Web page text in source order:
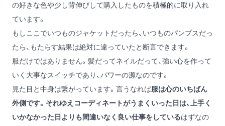
の好きな色や少し背伸びして購入したものを積極的に取り入れ
ています。
もしここでいつものジャケットだったら、いつものパンプスだっ
たら、もたらす結果は絶対に違っていたと断言できます。
服だけではありません。髪だってネイルだって、強い心を作って
いく大事なスイッチであり、パワーの源なのです。
見た目と中身は繋がっています。言うなれば服は心のいちばん
外側です。それゆえコーディネートがうまくいった日は、上手く
いかなかった日よりも間違いなく良い仕事をしているはずなの